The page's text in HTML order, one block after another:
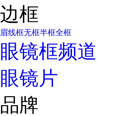
边框
眉线框无框半框全框
眼镜框频道
眼镜片
品牌